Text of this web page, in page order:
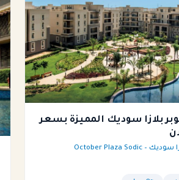
بلازا سوديك المميزة بسعر
كمبوند اكتوبر بلازا سوديك – October Plaza Sodic